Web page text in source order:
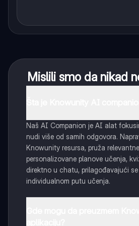
Mislili smo da nikad
Naš AI Companion je AI alat
nudi više od samih odgovora.
Knowunity resursa, pruža
personalizovane planove učenja,
direktno u chatu, prilagođavajući
individualnom putu učenja.